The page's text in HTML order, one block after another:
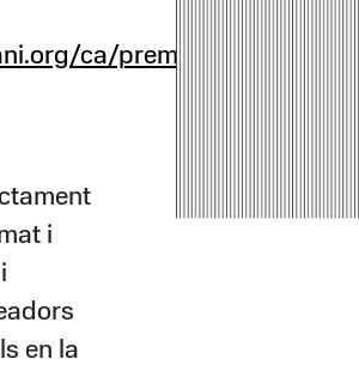
ca/premio/convocatoria-
i
en la